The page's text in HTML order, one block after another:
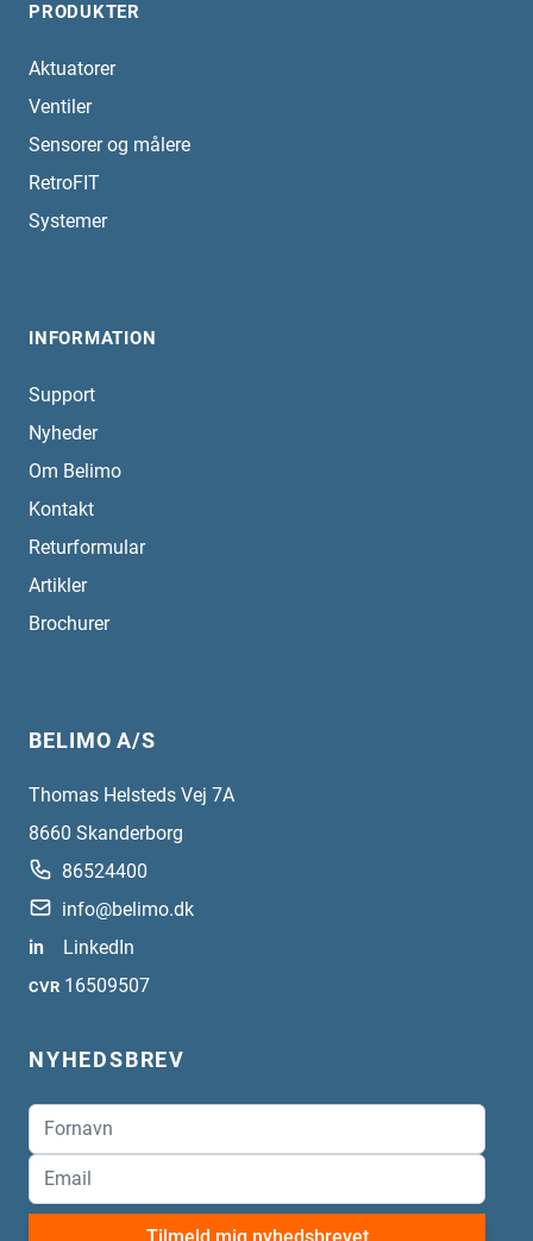
PRODUKTER
Aktuatorer
Ventiler
Sensorer og målere
RetroFIT
Systemer
INFORMATION
Support
Nyheder
Om Belimo
Kontakt
Returformular
Artikler
Brochurer
BELIMO A/S
Thomas Helsteds Vej 7A
8660 Skanderborg
86524400
info@belimo.dk
in
LinkedIn
CVR 16509507
NYHEDSBREV